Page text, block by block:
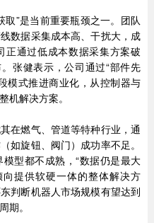
”是当前重要瓶颈之一。团队
数据采集成本高、干扰大，成
正通过低成本数据采集方案破
张健表示，公司通过“部件先
模式推进商业化，从控制器与
机解决方案。
在燃气、管道等特种行业，通
如旋钮、阀门）成功率不足。
型都不成熟，“数据仍是最大
提供软硬一体的整体解决方
判断机器人市场规模有望达到
期。